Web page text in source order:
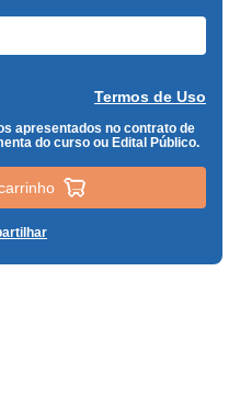
Termos de Uso
apresentados no contrato de
do curso ou Edital Público.